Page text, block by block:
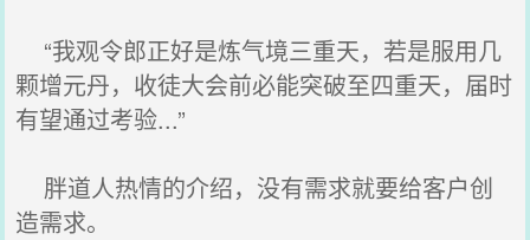
“我观令郎正好是炼气境三重天，若是服用几
颗增元丹，收徒大会前必能突破至四重天，届时
有望通过考验...”
胖道人热情的介绍，没有需求就要给客户创
造需求。